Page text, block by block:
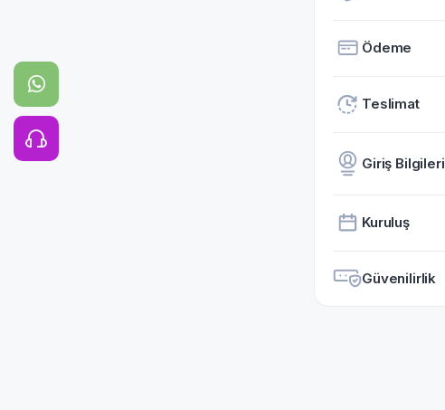
Ödeme
Teslimat
Giriş Bilgileri
Kuruluş
Güvenilirlik